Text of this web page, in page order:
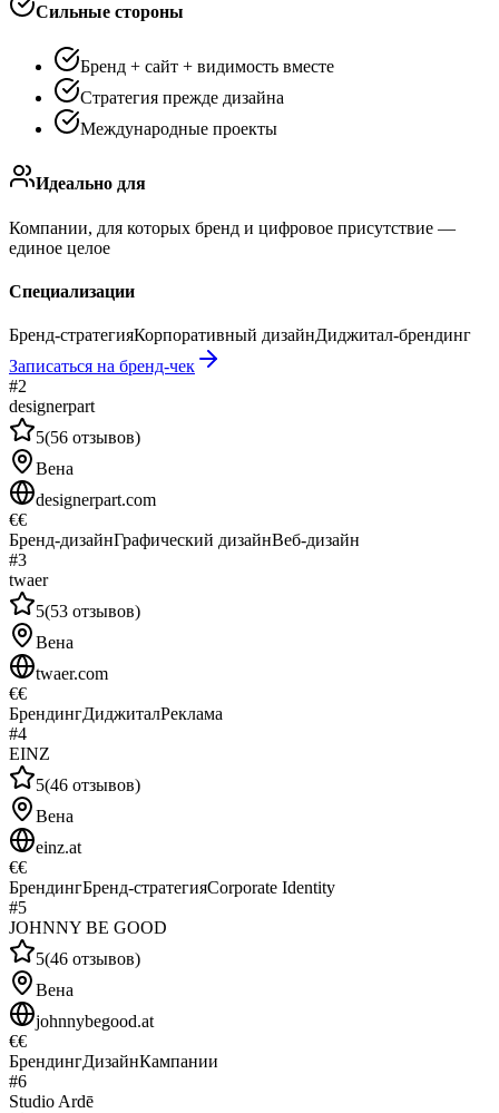
Сильные стороны
Бренд + сайт + видимость вместе
Стратегия прежде дизайна
Международные проекты
Идеально для
Компании, для которых бренд и цифровое присутствие —
единое целое
Специализации
Бренд-стратегияКорпоративный дизайнДиджитал-брендинг
Записаться на бренд-чек
#2
designerpart
5(56 отзывов)
Вена
designerpart.com
€€
Бренд-дизайнГрафический дизайнВеб-дизайн
#3
twaer
5(53 отзывов)
Вена
twaer.com
€€
БрендингДиджиталРеклама
#4
EINZ
5(46 отзывов)
Вена
einz.at
€€
БрендингБренд-стратегияCorporate Identity
#5
JOHNNY BE GOOD
5(46 отзывов)
Вена
johnnybegood.at
€€
БрендингДизайнКампании
#6
Studio Ardē